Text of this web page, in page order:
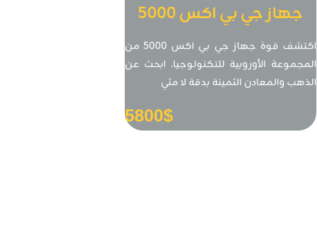
جهاز جي بي اكس 5000
كاشف الذهب والمعادناكتشف قوة جهاز جي بي اكس 5000 من
المجموعة الأوروبية للتكنولوجيا. ابحث عن
الذهب والمعادن الثمينة بدقة لا مثي
5800$